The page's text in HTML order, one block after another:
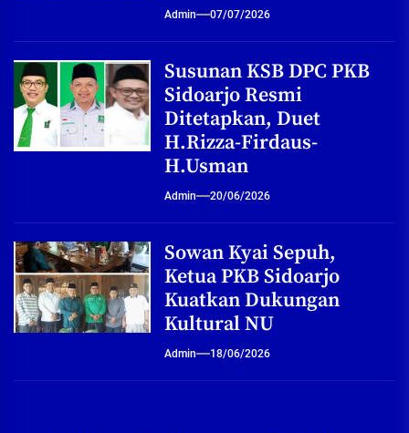
Admin 07/07/2026
Susunan KSB DPC PKB
Sidoarjo Resmi
Ditetapkan, Duet
H.Rizza-Firdaus-
H.Usman
Admin 20/06/2026
Sowan Kyai Sepuh,
Ketua PKB Sidoarjo
Kuatkan Dukungan
Kultural NU
Admin 18/06/2026